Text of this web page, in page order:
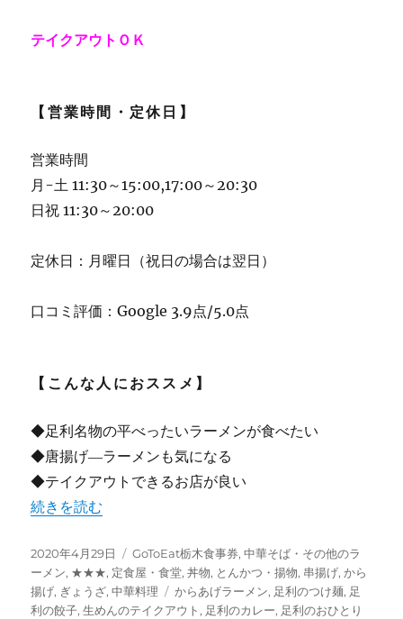
テイクアウトＯＫ
【営業時間・定休日】
営業時間
月-土 11:30～15:00,17:00～20:30
日祝 11:30～20:00
定休日：月曜日（祝日の場合は翌日）
口コミ評価：Google 3.9点/5.0点
【こんな人におススメ】
◆足利名物の平べったいラーメンが食べたい
◆唐揚げ―ラーメンも気になる
◆テイクアウトできるお店が良い
“【足利】一反もめん!? 幅広すぎるラーメン “足利麺””
続きを読む
投
稿
日:
2020年4月29日
カ
テ
ゴ
リ
GoToEat栃木食事券,中華そば・その他のラ
ーメン, ★★★, 定食屋・食堂,丼物, とんかつ・揚物, 串揚げ,から
揚げ, ぎょうざ,中華料理
タ
グ
からあげラーメン, 足利のつけ麺, 足
利の餃子,生めんのテイクアウト, 足利のカレー, 足利のおひとり